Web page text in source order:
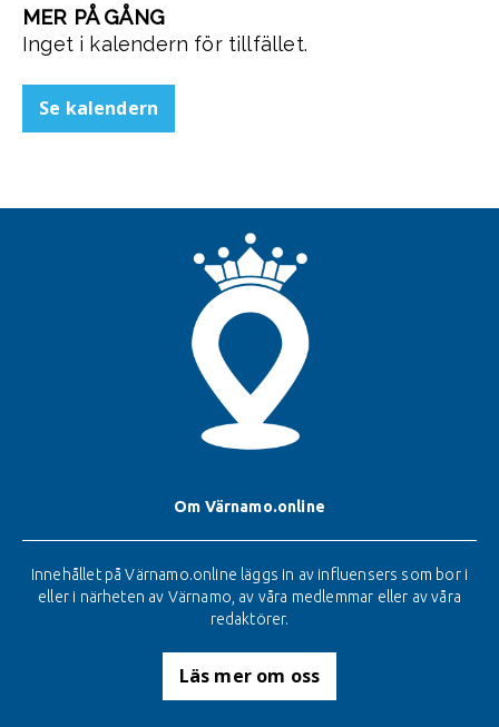
MER PÅ GÅNG
Inget i kalendern för tillfället.
Se kalendern
Om Värnamo.online
Innehållet på Värnamo.online läggs in av influensers som bor i
eller i närheten av Värnamo, av våra medlemmar eller av våra
redaktörer.
Läs mer om oss